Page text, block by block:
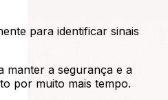
para identificar sinais
manter a segurança e a
por muito mais tempo.